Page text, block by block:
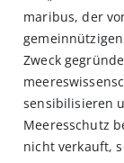
maribus, der
Zweck
sensibilisieren
Meeresschutz
nicht verkauft,